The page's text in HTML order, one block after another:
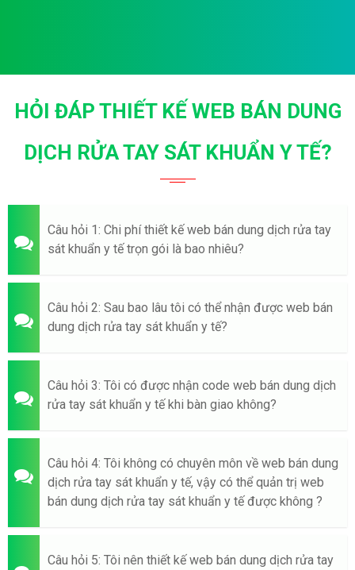
HỎI ĐÁP THIẾT KẾ WEB BÁN DUNG
DỊCH RỬA TAY SÁT KHUẨN Y TẾ?
Câu hỏi 1: Chi phí thiết kế web bán dung dịch rửa tay
sát khuẩn y tế trọn gói là bao nhiêu?
Câu hỏi 2: Sau bao lâu tôi có thể nhận được web bán
dung dịch rửa tay sát khuẩn y tế?
Câu hỏi 3: Tôi có được nhận code web bán dung dịch
rửa tay sát khuẩn y tế khi bàn giao không?
Câu hỏi 4: Tôi không có chuyên môn về web bán dung
dịch rửa tay sát khuẩn y tế, vậy có thể quản trị web
bán dung dịch rửa tay sát khuẩn y tế được không ?
Câu hỏi 5: Tôi nên thiết kế web bán dung dịch rửa tay